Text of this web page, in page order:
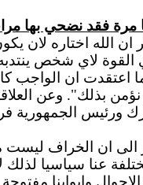
مرة فقد نضحي بها
ان الله اختاره
لاي شخص ينتدبه
اعتقدت ان
نؤمن بذلك". وعن
ورئيس الجمهورية
ان الخراف
عنا سياسيا
وابوابنا مفتوحة